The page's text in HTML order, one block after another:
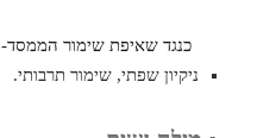
כנגד שאיפת שימור הממסד-
ניקיון שפתי, שימור תרבותי.